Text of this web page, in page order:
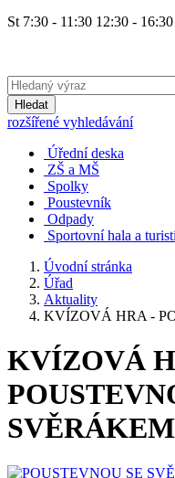
St 7:30 - 11:30 12:30 - 16:30
Hledat
rozšířené vyhledávání
Úřední deska
ZŠ a MŠ
Spolky
Poustevník
Odpady
Sportovní hala a
Úvodní stránka
Úřad
Aktuality
KVÍZOVÁ HRA -
KVÍZOVÁ
SVĚRÁKEM